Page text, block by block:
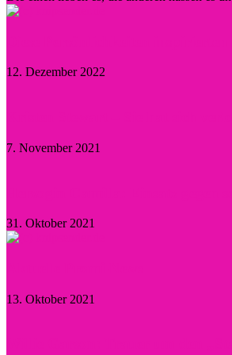
12. Dezember 2022
7. November 2021
31. Oktober 2021
13. Oktober 2021